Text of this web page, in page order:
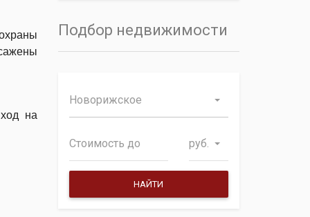
на
Подбор недвижимости
Новорижское
руб.